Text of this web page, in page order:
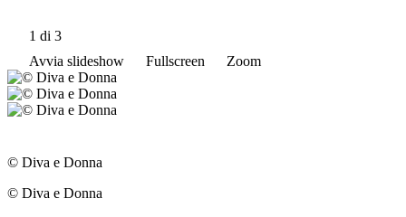
1 di 3
Avvia slideshow
Fullscreen Zoom
© Diva e Donna
© Diva e Donna